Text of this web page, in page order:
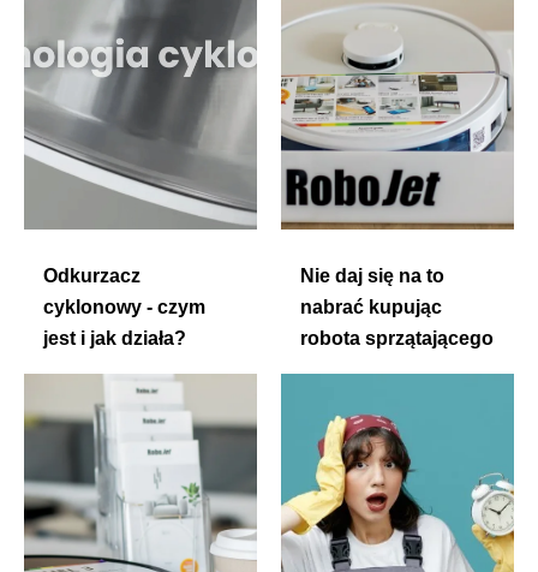
Odkurzacz
cyklonowy - czym
jest i jak działa?
Nie daj się na to
nabrać kupując
robota sprzątającego